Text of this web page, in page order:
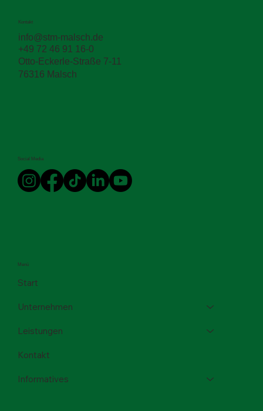
Zwischen den Schichten entscheidet sich
die Haltbarkeit
Menü
Start
Unternehmen
Leistungen
Kontakt
Informatives
Kontakt
info@stm-malsch.de
+49 72 46 91 16-0
Otto-Eckerle-Straße 7-11
76316 Malsch
Social Media